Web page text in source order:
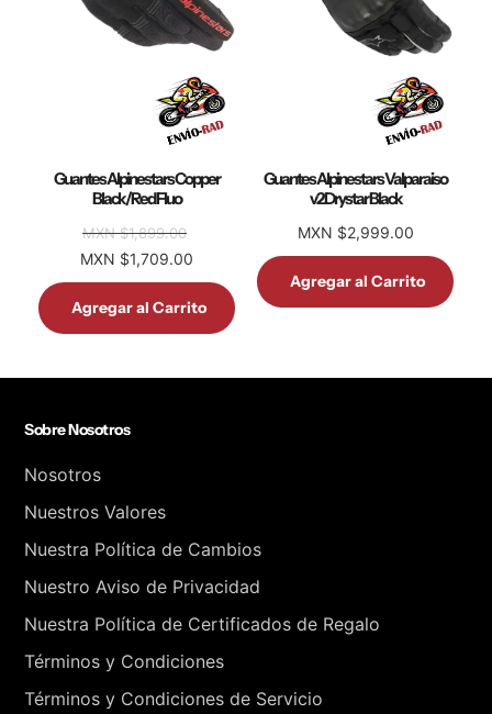
Guantes Alpinestars Copper
Black/Red Fluo
MXN $1,899.00
MXN $1,709.00
Agregar al Carrito
Guantes Alpinestars Valparaiso
v2 Drystar Black
MXN $2,999.00
Agregar al Carrito
Sobre Nosotros
Nosotros
Nuestros Valores
Nuestra Política de Cambios
Nuestro Aviso de Privacidad
Nuestra Política de Certificados de Regalo
Términos y Condiciones
Términos y Condiciones de Servicio